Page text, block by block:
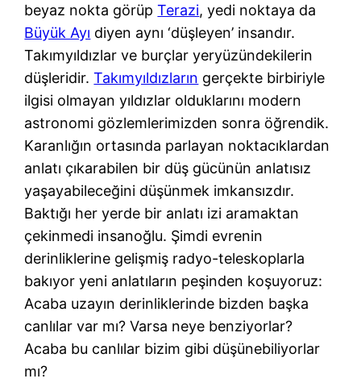
beyaz nokta görüpTerazi, yedi noktaya da
Büyük Ayı diyen aynı ‘düşleyen’ insandır.
Takımyıldızlar ve burçlar yeryüzündekilerin
düşleridir.Takımyıldızların gerçekte birbiriyle
ilgisi olmayan yıldızlar olduklarını modern
astronomi gözlemlerimizden sonra öğrendik.
Karanlığın ortasında parlayan noktacıklardan
anlatı çıkarabilen bir düş gücünün anlatısız
yaşayabileceğini düşünmek imkansızdır.
Baktığı her yerde bir anlatı izi aramaktan
çekinmedi insanoğlu. Şimdi evrenin
derinliklerine gelişmiş radyo-teleskoplarla
bakıyor yeni anlatıların peşinden koşuyoruz:
Acaba uzayın derinliklerinde bizden başka
canlılar var mı? Varsa neye benziyorlar?
Acaba bu canlılar bizim gibi düşünebiliyorlar
mı?